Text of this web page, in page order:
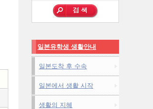
일본유학생 생활안내
일본도착 후 수속
일본에서 생활 시작
생활의 지혜